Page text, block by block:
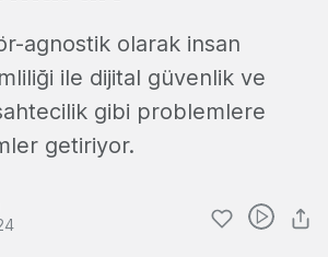
agnostik olarak insan
ile dijital güvenlik ve
sahtecilik gibi problemlere
getiriyor.